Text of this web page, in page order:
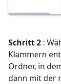
Schritt 2 :
Klammern
Ordner, in
dann mit der